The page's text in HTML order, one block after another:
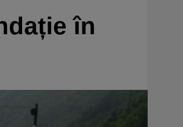
în